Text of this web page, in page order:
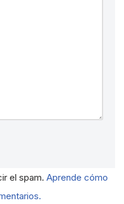
el spam. Aprende cómo